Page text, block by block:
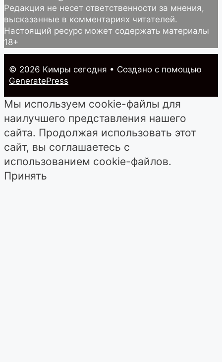
Редакция не несет ответственности за мнения,
высказанные в комментариях читателей.
Настоящий ресурс может содержать материалы
18+
© 2026 Кимры cегодня • Создано с помощью
GeneratePress
Мы используем cookie-файлы для
наилучшего представления нашего
сайта. Продолжая использовать этот
сайт, вы соглашаетесь с
использованием cookie-файлов.
Принять